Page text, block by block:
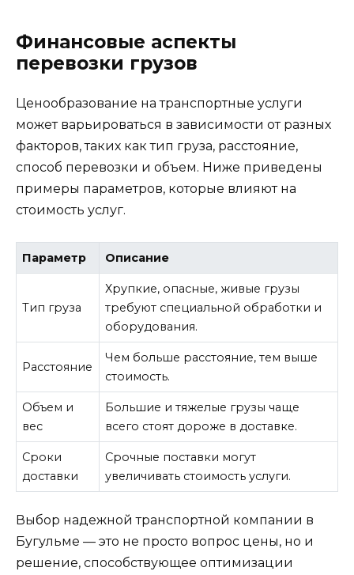
Финансовые аспекты
перевозки грузов
Ценообразование на транспортные услуги
может варьироваться в зависимости от разных
факторов, таких как тип груза, расстояние,
способ перевозки и объем. Ниже приведены
примеры параметров, которые влияют на
стоимость услуг.
Параметр Описание
Тип груза
Хрупкие, опасные, живые грузы
требуют специальной обработки и
оборудования.
Расстояние
Чем больше расстояние, тем выше
стоимость.
Объем и
вес
Большие и тяжелые грузы чаще
всего стоят дороже в доставке.
Сроки
доставки
Срочные поставки могут
увеличивать стоимость услуги.
Выбор надежной транспортной компании в
Бугульме — это не просто вопрос цены, но и
решение, способствующее оптимизации